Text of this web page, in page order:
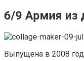
6/9 Армия из
Выпущена в 2008